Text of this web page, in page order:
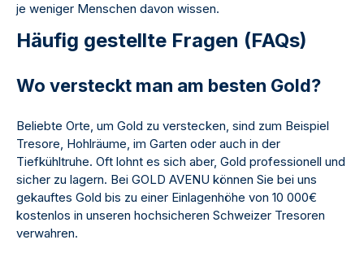
je weniger Menschen davon wissen.
Häufig gestellte Fragen (FAQs)
Wo versteckt man am besten Gold?
Beliebte Orte, um Gold zu verstecken, sind zum Beispiel
Tresore, Hohlräume, im Garten oder auch in der
Tiefkühltruhe. Oft lohnt es sich aber, Gold professionell und
sicher zu lagern. Bei GOLD AVENU können Sie bei uns
gekauftes Gold bis zu einer Einlagenhöhe von 10 000€
kostenlos in unseren hochsicheren Schweizer Tresoren
verwahren.